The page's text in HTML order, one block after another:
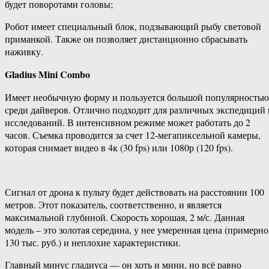
будет поворотами головы;
Робот имеет специальный блок, подзывающий рыбу световой
приманкой. Также он позволяет дистанционно сбрасывать
наживку.
Gladius Mini Combo
Имеет необычную форму и пользуется большой популярностью
среди дайверов. Отлично подходит для различных экспедиций
исследований. В интенсивном режиме может работать до 2
часов. Съемка проводится за счет 12-мегапиксельной камеры,
которая снимает видео в 4к (30 fps) или 1080р (120 fps).
Сигнал от дрона к пульту будет действовать на расстоянии 100
метров. Этот показатель, соответственно, и является
максимальной глубиной. Скорость хорошая, 2 м/с. Данная
модель – это золотая середина, у нее умеренная цена (примерно
130 тыс. руб.) и неплохие характеристики.
Главный минус гладиуса — он хоть и мини, но всё равно